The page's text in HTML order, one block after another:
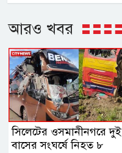
আরও খবর
সিলেটের ওসমানীনগরে দুই
বাসের সংঘর্ষে নিহত ৮